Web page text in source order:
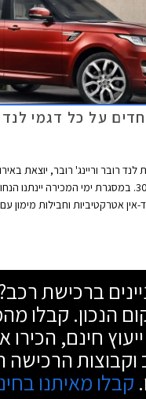
רובר וריינג' רובר, יוצאת
התאריכים 1.11 - 30.10. במסגרת ימי המכירה
אין אטרקטיביות וחבילות מימון
ברכישת
הנכון. קבלו
חינם,
הרכישה
קבלו מאיתנו